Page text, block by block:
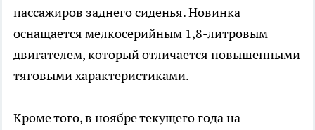
пассажиров заднего сиденья. Новинка
оснащается мелкосерийным 1,8-литровым
двигателем, который отличается повышенными
тяговыми характеристиками.
Кроме того, в ноябре текущего года на